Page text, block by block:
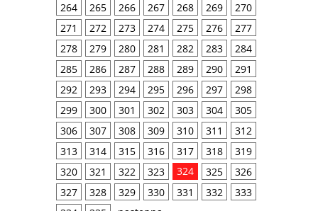
264
265 266 267 268 269
270
271
272 273 274 275 276
277
278
279 280 281 282 283
284
285
286 287 288 289 290
291
292
293 294 295 296 297
298
299
300 301 302 303 304
305
306
307 308 309 310 311
312
313
314 315 316 317 318
319
320
321 322 323 324 325
326
327
328 329 330 331 332
333